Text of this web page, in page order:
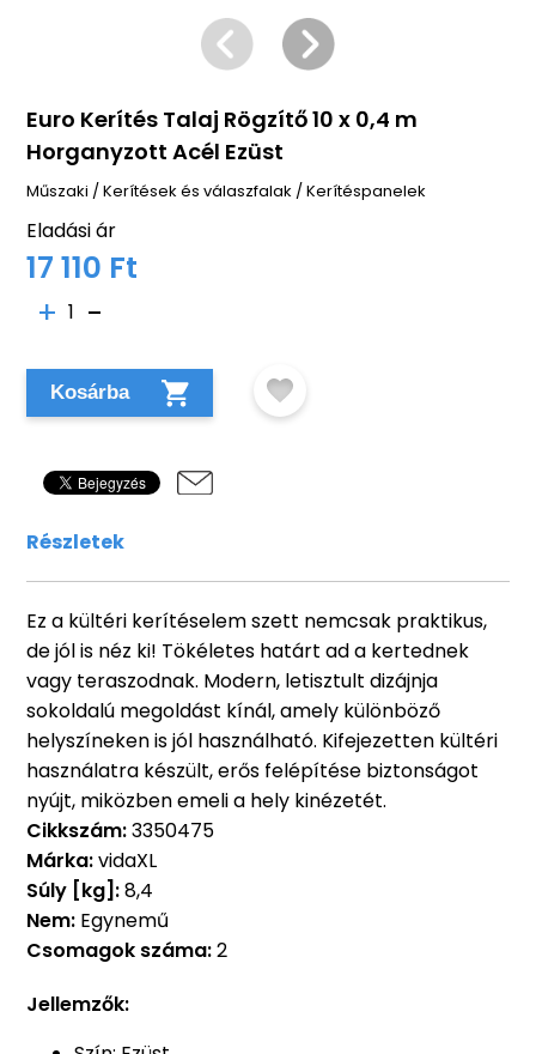
Euro Kerítés Talaj Rögzítő 10 x 0,4 m
Horganyzott Acél Ezüst
Műszaki /Kerítések és válaszfalak /Kerítéspanelek
Eladási ár
17 110 Ft
1
Kosárba
Részletek
Ez a kültéri kerítéselem szett nemcsak praktikus,
de jól is néz ki! Tökéletes határt ad a kertednek
vagy teraszodnak. Modern, letisztult dizájnja
sokoldalú megoldást kínál, amely különböző
helyszíneken is jól használható. Kifejezetten kültéri
használatra készült, erős felépítése biztonságot
nyújt, miközben emeli a hely kinézetét.
Cikkszám:3350475
Márka:vidaXL
Súly [kg]:8,4
Nem: Egynemű
Csomagok száma:2
Jellemzők: